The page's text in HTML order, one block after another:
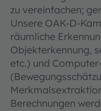
zu vereinfachen;
Unsere OAK-D-
räumliche
Objekterkennung,
etc.) und
Berechnungen